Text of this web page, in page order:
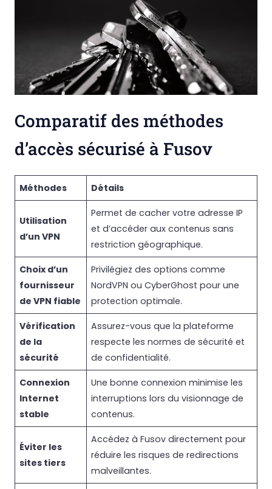
Comparatif des méthodes
d’accès sécurisé à Fusov
Méthodes Détails
Utilisation
d’un VPN
Permet de cacher votre adresse IP
et d’accéder aux contenus sans
restriction géographique.
Choix d’un
fournisseur
de VPN fiable
Privilégiez des options comme
NordVPN ou CyberGhost pour une
protection optimale.
Vérification
de la
sécurité
Assurez-vous que la plateforme
respecte les normes de sécurité et
de confidentialité.
Connexion
Internet
stable
Une bonne connexion minimise les
interruptions lors du visionnage de
contenus.
Éviter les
sites tiers
Accédez à Fusov directement pour
réduire les risques de redirections
malveillantes.